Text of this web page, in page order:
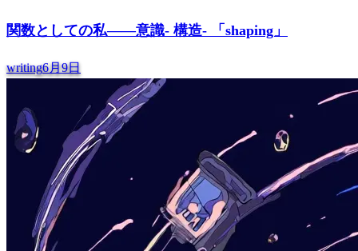
関数としての私――意識- 構造- 「shaping」
writing6月9日